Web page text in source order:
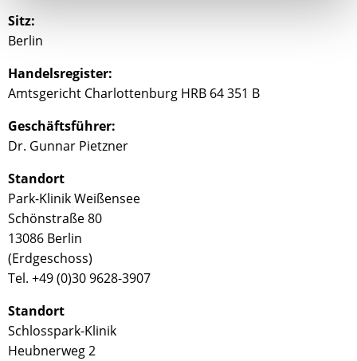
Sitz:
Berlin
Handelsregister:
Amtsgericht Charlottenburg HRB 64 351 B
Geschäftsführer:
Dr. Gunnar Pietzner
Standort
Park-Klinik Weißensee
Schönstraße 80
13086 Berlin
(Erdgeschoss)
Tel. +49 (0)30 9628-3907
Standort
Schlosspark-Klinik
Heubnerweg 2